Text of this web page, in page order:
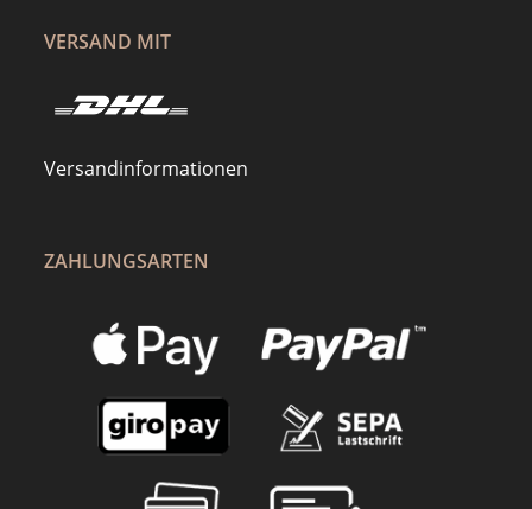
VERSAND MIT
Versandinformationen
ZAHLUNGSARTEN